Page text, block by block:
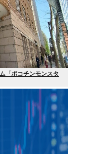
「ポコチンモンスタ